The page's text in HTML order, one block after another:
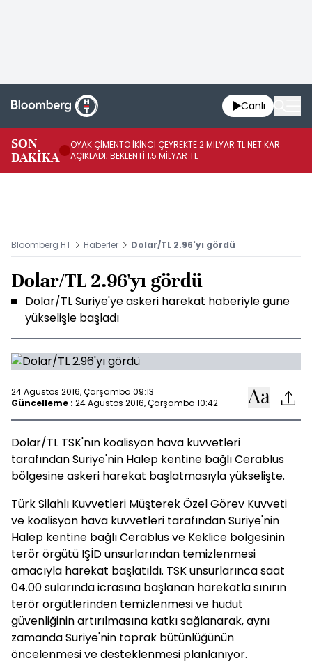
Canlı
SON
DAKİKA
OYAK ÇİMENTO İKİNCİ ÇEYREKTE 2 MİLYAR TL NET KAR
AÇIKLADI; BEKLENTİ 1,5 MİLYAR TL
Bloomberg HT Haberler Dolar/TL 2.96'yı gördü
Dolar/TL 2.96'yı gördü
Dolar/TL Suriye'ye askeri harekat haberiyle güne
yükselişle başladı
24 Ağustos 2016, Çarşamba 09:13
Güncelleme : 24 Ağustos 2016, Çarşamba 10:42
Dolar/TL TSK'nın koalisyon hava kuvvetleri
tarafından Suriye'nin Halep kentine bağlı Cerablus
bölgesine askeri harekat başlatmasıyla yükselişte.
Türk Silahlı Kuvvetleri Müşterek Özel Görev Kuvveti
ve koalisyon hava kuvvetleri tarafından Suriye'nin
Halep kentine bağlı Cerablus ve Keklice bölgesinin
terör örgütü IŞİD unsurlarından temizlenmesi
amacıyla harekat başlatıldı. TSK unsurlarınca saat
04.00 sularında icrasına başlanan harekatla sınırın
terör örgütlerinden temizlenmesi ve hudut
güvenliğinin artırılmasına katkı sağlanarak, aynı
zamanda Suriye'nin toprak bütünlüğünün
öncelenmesi ve desteklenmesi planlanıyor.